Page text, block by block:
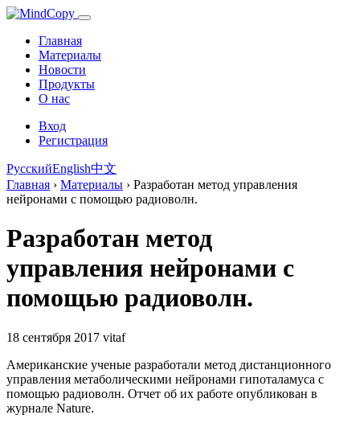
Главная
Материалы
Новости
Продукты
О нас
Вход
Регистрация
РусскийEnglish中文
Главная › Материалы › Разработан метод управления
нейронами с помощью радиоволн.
Разработан метод
управления нейронами с
помощью радиоволн.
18 сентября 2017 vitaf
Американские ученые разработали метод дистанционного
управления метаболическими нейронами гипоталамуса с
помощью радиоволн. Отчет об их работе опубликован в
журнале Nature.